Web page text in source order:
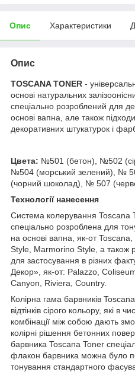
Опис Характеристики
Опис
TOSCANA TONER -
основі натуральних
спеціально розроблений для
основі вапна, але також
декоративних штукатурок і
Цвета: №501 (бетон), №502
№504 (морський зелений), №
(чорний шоколад), № 507
Технології нанесення
Система колерування Toscana
спеціально розроблена для
на основі вапна, як-от
Style, Marmorino Style, а також
для застосування в різних
Декор», як-от: Palazzo,
Canyon, Riviera, Country.
Колірна гама барвників
відтінків сірого кольору, які в
комбінації між собою дають
колірні рішення бетонних
барвника Toscana Toner
флакон барвника можна було
тонування стандартного